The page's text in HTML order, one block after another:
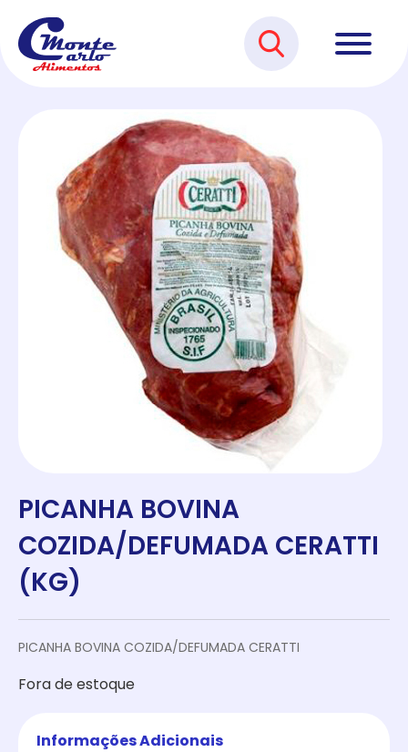
PICANHA BOVINA
COZIDA/DEFUMADA CERATTI
(KG)
PICANHA BOVINA COZIDA/DEFUMADA CERATTI
Fora de estoque
Informações Adicionais